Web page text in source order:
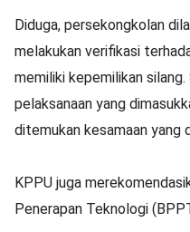
Diduga, persekongkolan
melakukan verifikasi
memiliki kepemilikan
pelaksanaan yang
ditemukan kesamaan yang
KPPU juga
Penerapan Teknologi